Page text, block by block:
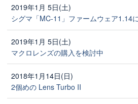
2019年1月 5日(土)
シグマ「MC-11」ファームウェア1.14
2019年1月 5日(土)
マクロレンズの購入を検討中
2018年1月14日(日)
2個めの Lens Turbo II